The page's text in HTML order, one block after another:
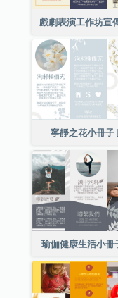
寧靜之花小冊子
瑜伽健康生活小冊